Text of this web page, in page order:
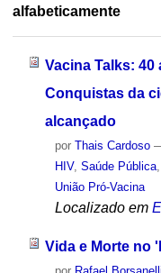
alfabeticamente
Vacina Talks: 40
Conquistas da
alcançado
por Thais Cardoso
HIV, Saúde Pública,
União Pró-Vacina
Localizado em
Vida e Morte no